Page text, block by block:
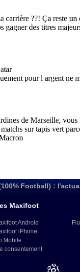
Football) :
Maxifoot
Android
iPhone
Mobile
consentement